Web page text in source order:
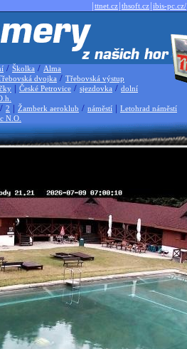
|ttnet.cz|thsoft.cz|ibis-pc.cz/
/ Školka / Alma
dvojka / Třebovská výstup
| České Petrovice / sjezdovka / dolní
/ 2 | Žamberk aeroklub / náměstí | Letohrad náměstí
N.O.